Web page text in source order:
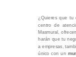
¿Quieres que tu
centro de
Masmural,
harán que tu
a empresas,
único con un